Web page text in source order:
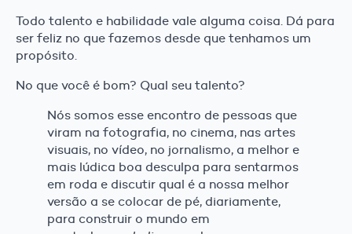
Todo talento e habilidade vale alguma coisa. Dá para
ser feliz no que fazemos desde que tenhamos um
propósito.
No que você é bom? Qual seu talento?
Nós somos esse encontro de pessoas que
viram na fotografia, no cinema, nas artes
visuais, no vídeo, no jornalismo, a melhor e
mais lúdica boa desculpa para sentarmos
em roda e discutir qual é a nossa melhor
versão a se colocar de pé, diariamente,
para construir o mundo em